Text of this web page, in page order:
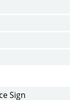
Sign